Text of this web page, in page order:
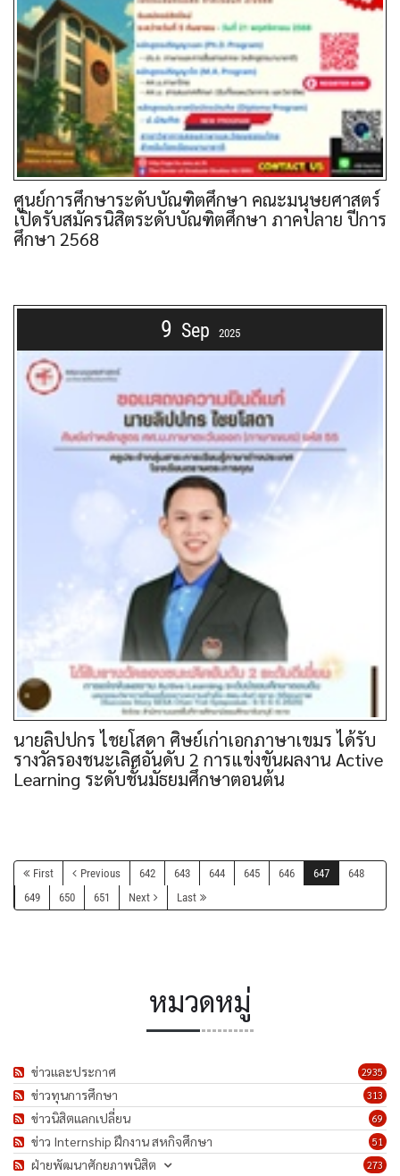
ศูนย์การศึกษาระดับบัณฑิตศึกษา คณะมนุษยศาสตร์
เปิดรับสมัครนิสิตระดับบัณฑิตศึกษา ภาคปลาย ปีการ
ศึกษา 2568
9 Sep 2025
นายลิปปกร ไชยโสดา ศิษย์เก่าเอกภาษาเขมร ได้รับ
รางวัลรองชนะเลิศอันดับ 2 การแข่งขันผลงาน Active
Learning ระดับชั้นมัธยมศึกษาตอนต้น
First Previous 642 643 644 645 646 647
648
649
650 651 Next Last
หมวดหมู่
2935
ข่าวและประกาศ
313
ข่าวทุนการศึกษา
69
ข่าวนิสิตแลกเปลี่ยน
51
ข่าว Internship ฝึกงาน สหกิจศึกษา
273
ฝ่ายพัฒนาศักยภาพนิสิต